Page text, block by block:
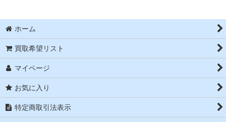
ホーム
買取希望リスト
マイページ
お気に入り
特定商取引法表示